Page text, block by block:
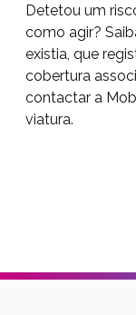
Detetou um
como agir?
existia, que
cobertura
contactar a
viatura.